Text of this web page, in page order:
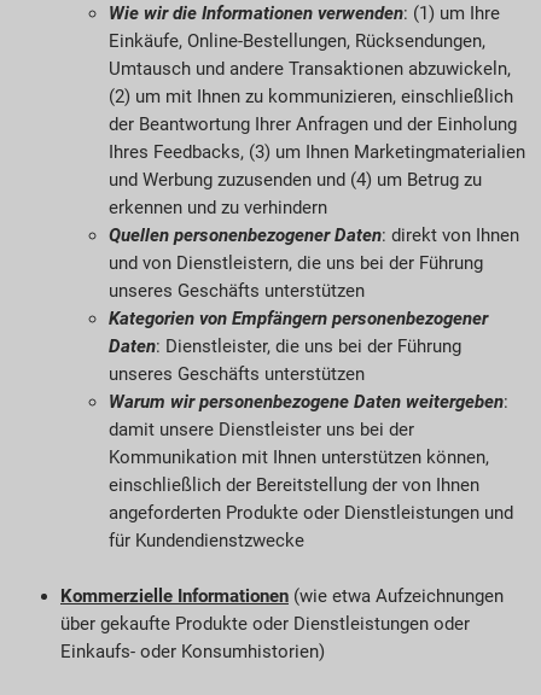
Wie wir die Informationen verwenden: (1) um Ihre
Einkäufe, Online-Bestellungen, Rücksendungen,
Umtausch und andere Transaktionen abzuwickeln,
(2) um mit Ihnen zu kommunizieren, einschließlich
der Beantwortung Ihrer Anfragen und der Einholung
Ihres Feedbacks, (3) um Ihnen Marketingmaterialien
und Werbung zuzusenden und (4) um Betrug zu
erkennen und zu verhindern
Quellen personenbezogener Daten: direkt von Ihnen
und von Dienstleistern, die uns bei der Führung
unseres Geschäfts unterstützen
Kategorien von Empfängern personenbezogener
Daten: Dienstleister, die uns bei der Führung
unseres Geschäfts unterstützen
Warum wir personenbezogene Daten weitergeben:
damit unsere Dienstleister uns bei der
Kommunikation mit Ihnen unterstützen können,
einschließlich der Bereitstellung der von Ihnen
angeforderten Produkte oder Dienstleistungen und
für Kundendienstzwecke
Kommerzielle Informationen (wie etwa Aufzeichnungen
über gekaufte Produkte oder Dienstleistungen oder
Einkaufs- oder Konsumhistorien)